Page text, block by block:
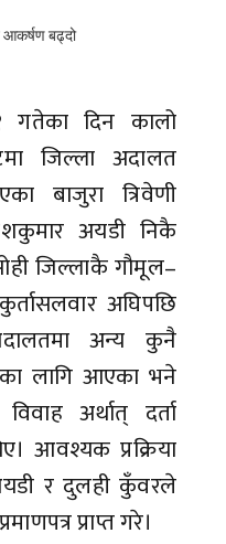
दिन कालो
जिल्ला अदालत
बाजुरा त्रिवेणी
अयडी निकै
जिल्लाकै गौमूल–
अघिपछि
अन्य कुनै
लागि आएका भने
अर्थात् दर्ता
आवश्यक प्रक्रिया
र दुलही कुँवरले
प्राप्त गरे।